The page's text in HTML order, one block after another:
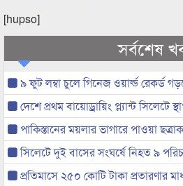
[hupso]
সর্বশেষ
৯ ফুট লম্বা চুলে গিনেজ ওয়ার্ল্ড রেকর্ড
দেশে প্রথম বায়োড্রায়িং প্ল্যান্ট সিলেটে
পাকিস্তানের ময়লার ভাগারে পাওয়া
সিলেটে দুই বাসের সংঘর্ষে নিহত ৯
প্রতিমাসে ২৫০ কোটি টাকা প্রতারণার